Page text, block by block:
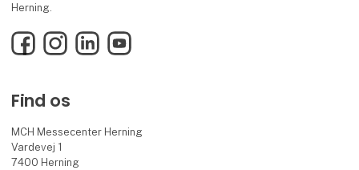
Herning.
FacebookInstagramLinkedInYouTube
Find os
MCH Messecenter Herning
Vardevej 1
7400 Herning